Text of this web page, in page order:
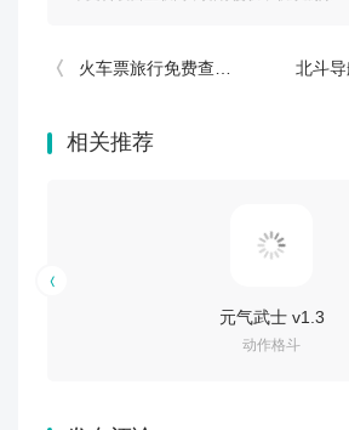
火车票旅行免费查软件 北斗导航
相关推荐
元气武士 v1.3
动作格斗